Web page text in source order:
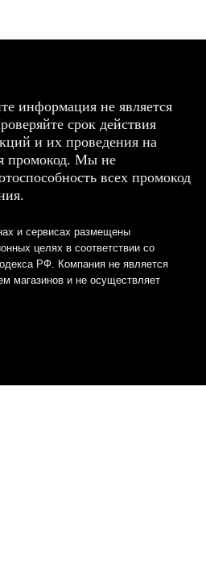
информация не является
срок действия
и их проведения на
промокод. Мы не
всех промокод
и сервисах размещены
целях в соответствии со
РФ. Компания не является
магазинов и не осуществляет